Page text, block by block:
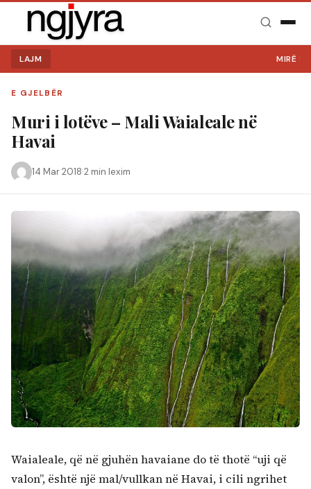
LAJM MIRË SE
E GJELBËR
Muri i lotëve – Mali Waialeale në
Havai
14 Mar 2018·2 min lexim
Waialeale, që në gjuhën havaiane do të thotë “uji që
valon”, është një mal/vullkan në Havai, i cili ngrihet